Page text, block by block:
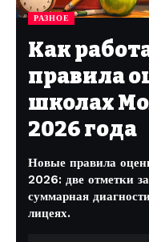
РАЗНОЕ
Как
правила
школах
2026 года
Новые правила
2026: две отметки
суммарная
лицеях.